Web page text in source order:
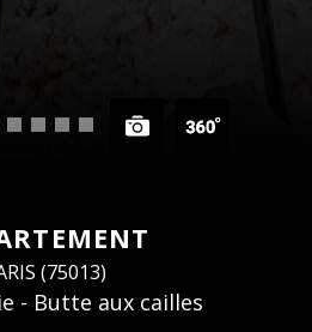
(75013)
- Butte aux cailles